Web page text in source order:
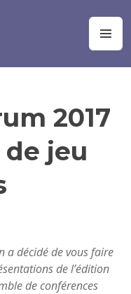
2017
de jeu
a décidé de vous faire
de l’édition
de conférences